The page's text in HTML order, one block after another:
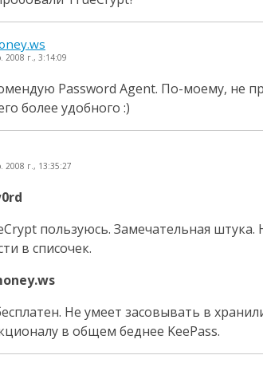
2008 г., 3:14:09
Password Agent. По-моему, не
более удобного :)
2008 г., 13:35:27
пользуюсь. Замечательная штука.
в списочек.
Не умеет засовывать в
в общем беднее KeePass.